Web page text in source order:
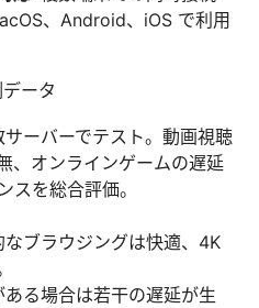
、Android、iOS で利用
ータ
ーバーでテスト。動画視聴
、オンラインゲームの遅延
スを総合評価。
ブラウジングは快適、4K
る場合は若干の遅延が生